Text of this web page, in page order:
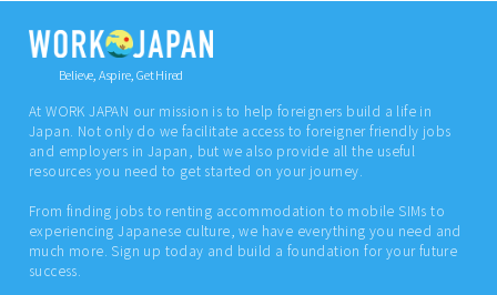
Believe, Aspire, Get Hired
At WORK JAPAN our mission is to help foreigners build a life in
Japan. Not only do we facilitate access to foreigner friendly jobs
and employers in Japan, but we also provide all the useful
resources you need to get started on your journey.
From finding jobs to renting accommodation to mobile SIMs to
experiencing Japanese culture, we have everything you need and
much more. Sign up today and build a foundation for your future
success.